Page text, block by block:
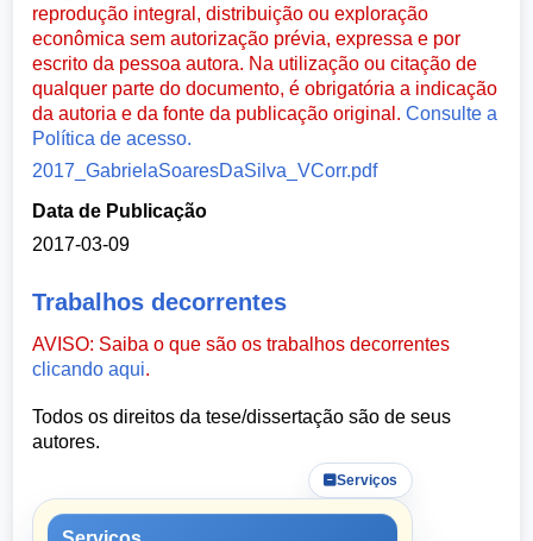
reprodução integral, distribuição ou exploração
econômica sem autorização prévia, expressa e por
escrito da pessoa autora. Na utilização ou citação de
qualquer parte do documento, é obrigatória a indicação
da autoria e da fonte da publicação original.Consulte a
Política de acesso.
2017_GabrielaSoaresDaSilva_VCorr.pdf
Data de Publicação
2017-03-09
Trabalhos decorrentes
AVISO: Saiba o que são os trabalhos decorrentes
clicando aqui.
Todos os direitos da tese/dissertação são de seus
autores.
Serviços